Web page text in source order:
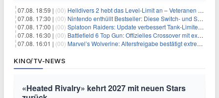
07.08. 18:59 | (00) Helldivers 2 hebt das Level-Limit an – Veteranen können endlich weiter aufsteigen
07.08. 17:30 | (00) Nintendo enthüllt Bestseller: Diese Switch- und Switch-2-Spiele verkaufen sich am besten
07.08. 17:00 | (00) Splatoon Raiders: Update verbessert Tank-Limiter und behebt Bugs
07.08. 16:30 | (00) Battlefield 6 Top Gun: Offizielles Crossover mit exklusiven Inhalten angekündigt
07.08. 16:01 | (00) Marvel’s Wolverine: Altersfreigabe bestätigt extreme Gewalt und düstere Szenen
KINO/TV-NEWS
«Heated Rivalry» kehrt 2027 mit neuen Stars